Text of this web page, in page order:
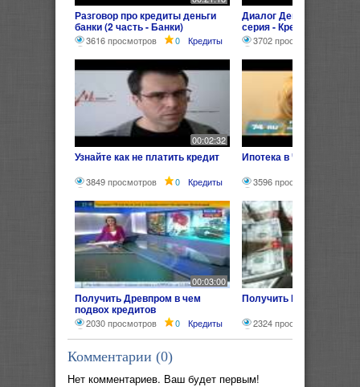
Разговор про кредиты деньги
банки (2 часть - Банки)
3616 просмотров 0 Кредиты
Диалог Деньги Банки
серия - Кредит)
3702 просмотра
00:02:32
Узнайте как не платить кредит
3849 просмотров 0 Кредиты
Ипотека в Челябинске
3596 просмотров
00:03:00
Получить Древпром в чем
подвох кредитов
2030 просмотров 0 Кредиты
Получить Кредит без
2324 просмотра
Комментарии (0)
Нет комментариев. Ваш будет первым!